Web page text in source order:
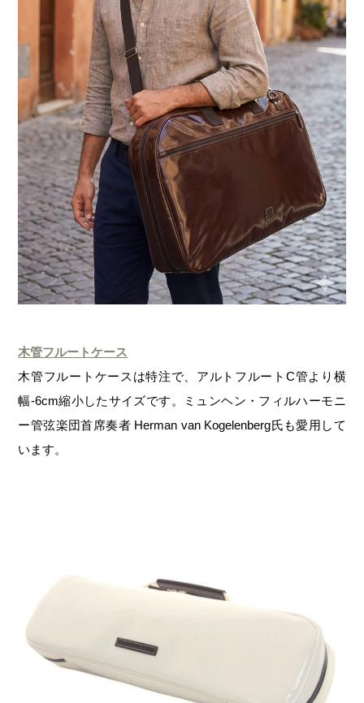
木管フルートケース
木管フルートケースは特注で、アルトフルートC管より横
幅-6cm縮小したサイズです。ミュンヘン・フィルハーモニ
ー管弦楽団首席奏者 Herman van Kogelenberg氏も愛用して
います。